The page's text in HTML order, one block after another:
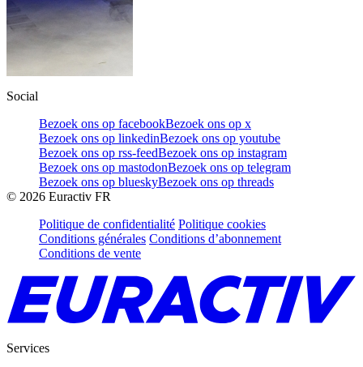
Social
Bezoek ons op facebookBezoek ons op x
Bezoek ons op linkedinBezoek ons op youtube
Bezoek ons op rss-feedBezoek ons op instagram
Bezoek ons op mastodonBezoek ons op telegram
Bezoek ons op blueskyBezoek ons op threads
© 2026 Euractiv FR
Politique de confidentialité Politique cookies
Conditions générales Conditions d’abonnement
Conditions de vente
Services